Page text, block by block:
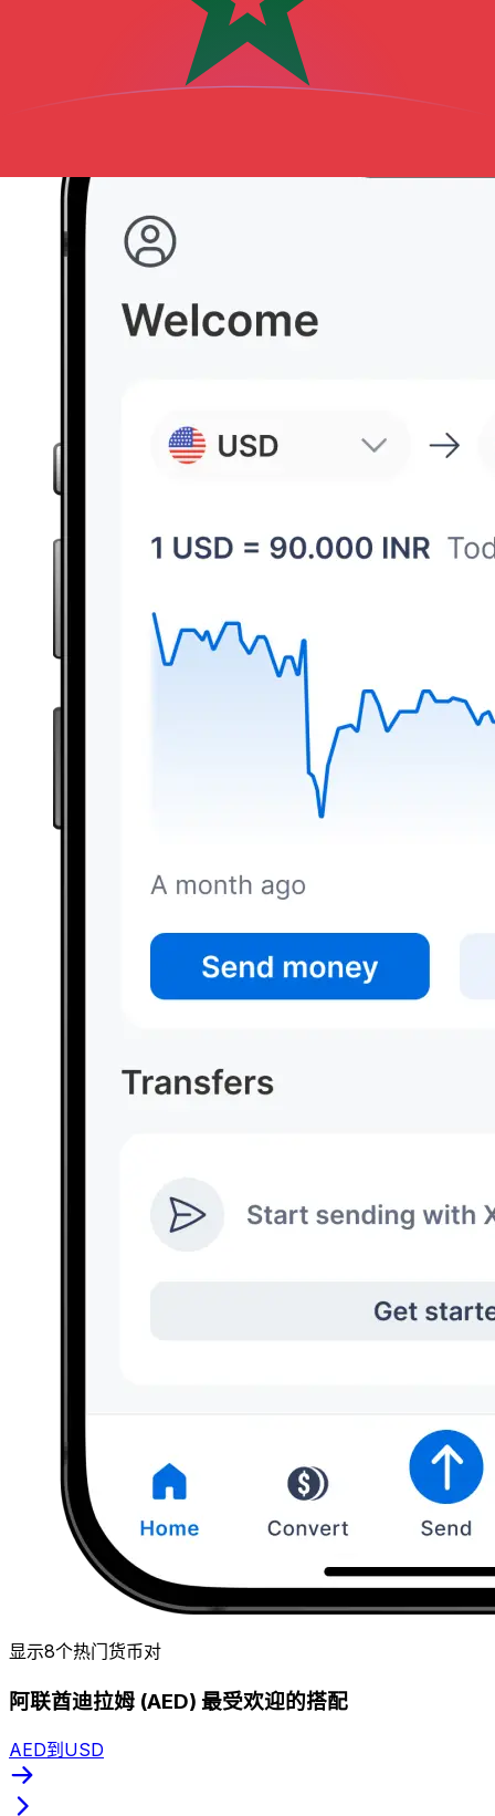
显示8个热门货币对
阿联酋迪拉姆 (AED) 最受欢迎的搭配
AED到USD